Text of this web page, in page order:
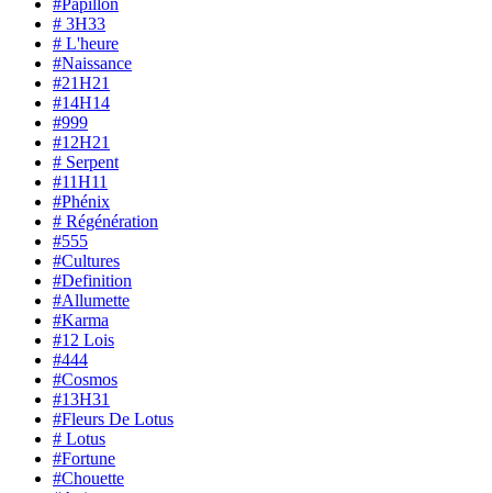
#Papillon
# 3H33
# L'heure
#Naissance
#21H21
#14H14
#999
#12H21
# Serpent
#11H11
#Phénix
# Régénération
#555
#Cultures
#Definition
#Allumette
#Karma
#12 Lois
#444
#Cosmos
#13H31
#Fleurs De Lotus
# Lotus
#Fortune
#Chouette